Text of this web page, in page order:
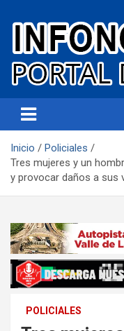
Infonoa
Inicio
Policiales
Tres mujeres y un
y provocar daños a sus
POLICIALES